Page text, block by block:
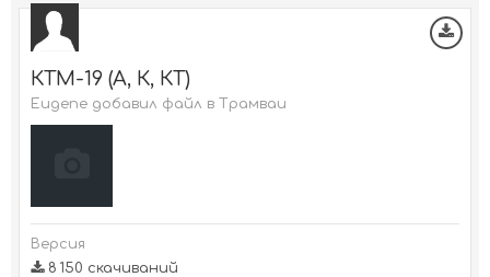
КТМ-19 (А, К, КТ)
Eugene добавил файл в Трамваи
Версия
8 150 скачиваний